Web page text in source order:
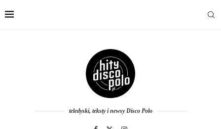
teledyski, teksty i newsy Disco Polo